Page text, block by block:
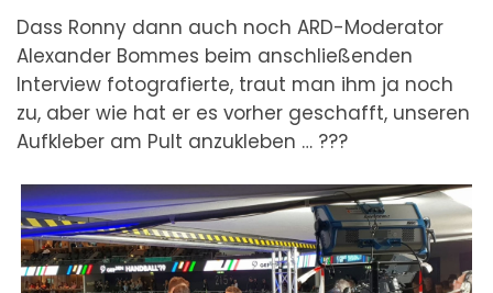
Dass Ronny dann auch noch ARD-Moderator
Alexander Bommes beim anschließenden
Interview fotografierte, traut man ihm ja noch
zu, aber wie hat er es vorher geschafft, unseren
Aufkleber am Pult anzukleben … ???